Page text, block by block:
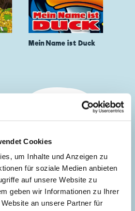
Cookies
um Inhalte und Anzeigen zu
für soziale Medien anbieten
auf unsere Website zu
geben wir Informationen zu Ihrer
an unsere Partner für
Mein Name ist Duck